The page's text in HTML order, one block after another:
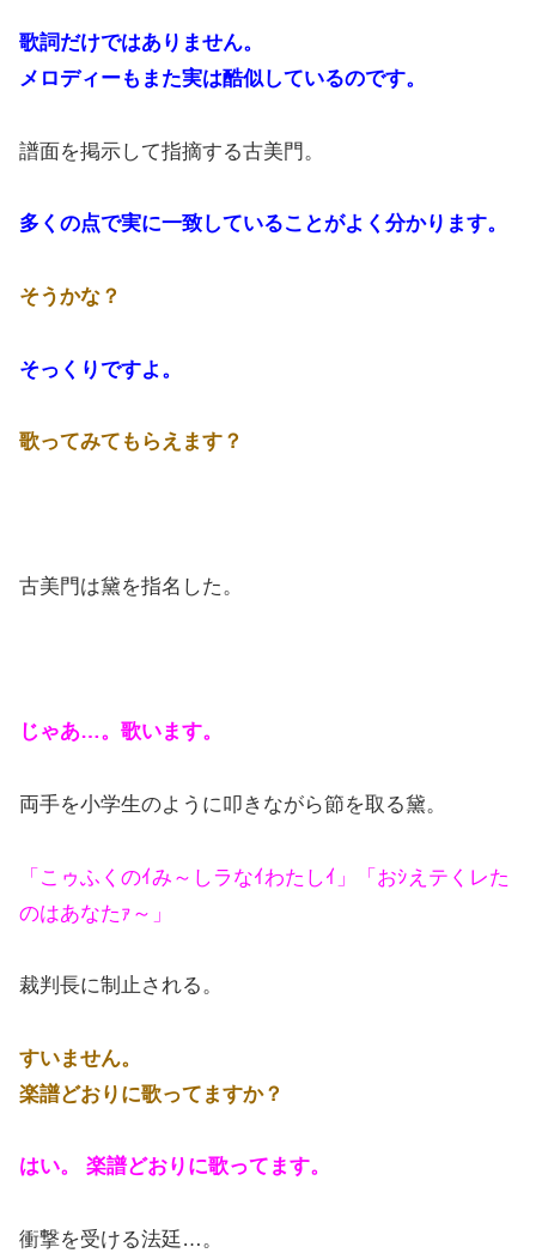
歌詞だけではありません。
メロディーもまた実は酷似しているのです。
譜面を掲示して指摘する古美門。
多くの点で実に一致していることがよく分かります。
そうかな？
そっくりですよ。
歌ってみてもらえます？
古美門は黛を指名した。
じゃあ…。歌います。
両手を小学生のように叩きながら節を取る黛。
「こゥふくのｲみ～しラなｲわたしｲ」「おｼえテくレた
のはあなたｧ～」
裁判長に制止される。
すいません。
楽譜どおりに歌ってますか？
はい。 楽譜どおりに歌ってます。
衝撃を受ける法廷…。